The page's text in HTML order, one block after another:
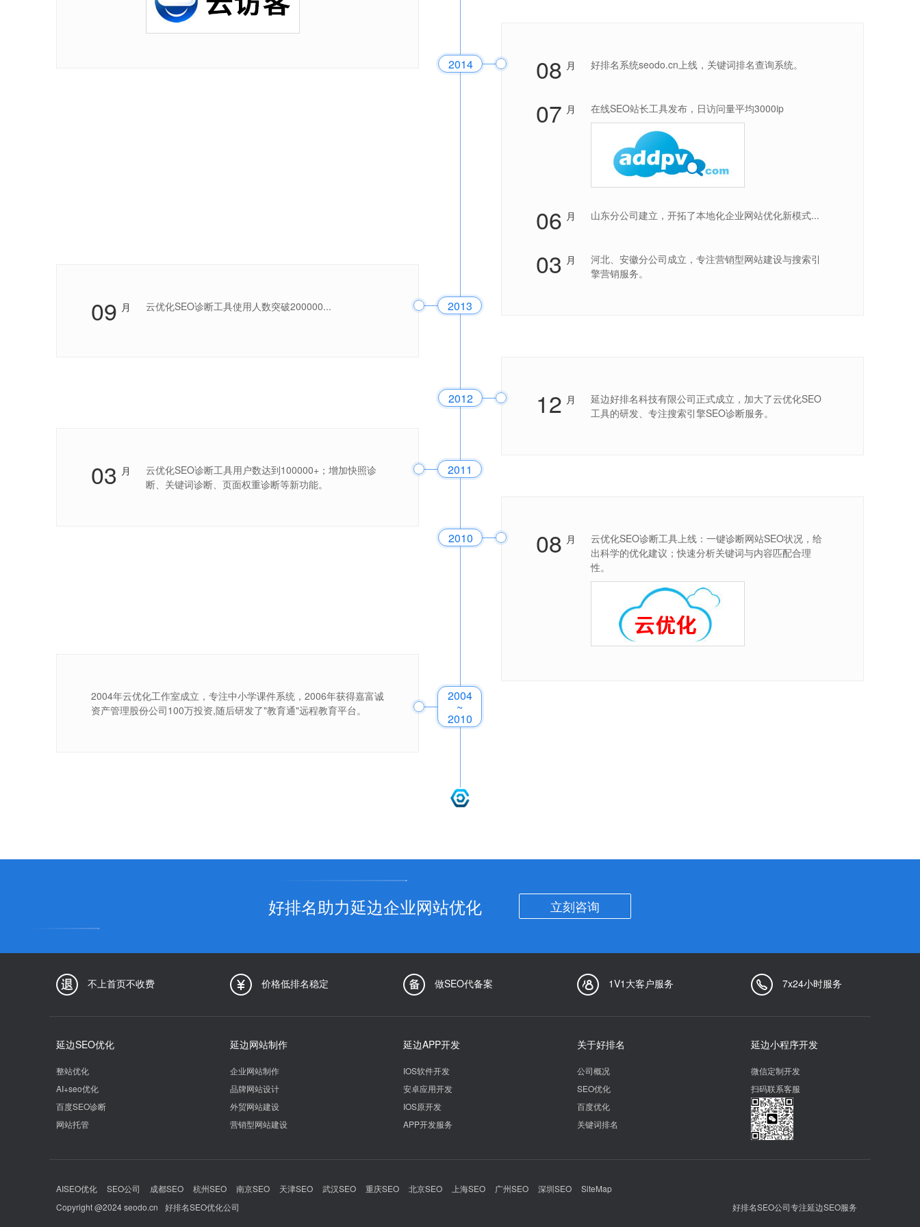
2014 08 月 好排名系统seodo.cn上线，关键词排名查询系统。
07 月 在线SEO站长工具发布，日访问量平均3000ip
06 月 山东分公司建立，开拓了本地化企业网站优化新模式...
03 月
河北、安徽分公司成立，专注营销型网站建设与搜索引
擎营销服务。
2013
09 月 云优化SEO诊断工具使用人数突破200000...
2012 12 月
延边好排名科技有限公司正式成立，加大了云优化SEO
工具的研发、专注搜索引擎SEO诊断服务。
2011
03 月
云优化SEO诊断工具用户数达到100000+；增加快照诊
断、关键词诊断、页面权重诊断等新功能。
2010 08 月
云优化SEO诊断工具上线：一键诊断网站SEO状况，给
出科学的优化建议；快速分析关键词与内容匹配合理
性。
2004
~
2010
2004年云优化工作室成立，专注中小学课件系统，2006年获得嘉富诚
资产管理股份公司100万投资,随后研发了"教育通"远程教育平台。
云
优
好排名助力延边企业网站优化 立刻咨询
不上首页不收费 价格低排名稳定 做SEO代备案 1V1大客户服务 7x24小时服务
延边SEO优化
整站优化
AI+seo优化
百度SEO诊断
网站托管
延边网站制作
企业网站制作
品牌网站设计
外贸网站建设
营销型网站建设
延边APP开发
IOS软件开发
安卓应用开发
IOS原开发
APP开发服务
关于好排名
公司概况
SEO优化
百度优化
关键词排名
延边小程序开发
微信定制开发
扫码联系客服
AISEO优化 SEO公司 成都SEO 杭州SEO 南京SEO 天津SEO 武汉SEO 重庆SEO 北京SEO 上海SEO 广州SEO 深圳SEO
SiteMap
Copyright @2024 seodo.cn
好排名SEO优化公司 好排名SEO公司专注延边SEO服务